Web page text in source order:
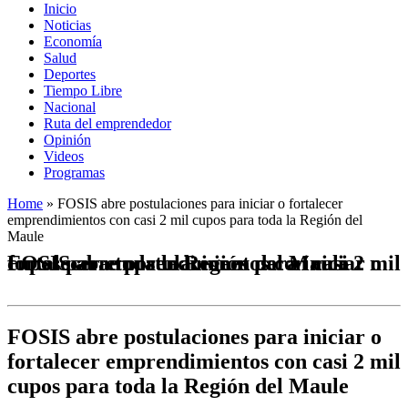
Inicio
Noticias
Economía
Salud
Deportes
Tiempo Libre
Nacional
Ruta del emprendedor
Opinión
Videos
Programas
Home » FOSIS abre postulaciones para iniciar o fortalecer
emprendimientos con casi 2 mil cupos para toda la Región del
Maule
FOSIS abre postulaciones para iniciar o fortalecer emprendimientos con casi 2 mil cupos para toda la Región del Maule
FOSIS abre postulaciones para iniciar o
fortalecer emprendimientos con casi 2 mil
cupos para toda la Región del Maule